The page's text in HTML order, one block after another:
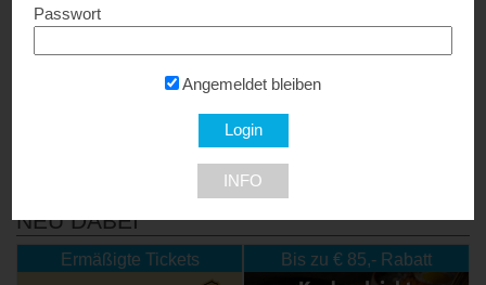
S.Martin – limitierte
Kunstdrucke
S.Martin Photography &
Video
15% Rabatt...
NEU DABEI
Ermäßigte Tickets Bis zu € 85,- Rabatt
Passwort
Angemeldet bleiben
INFO